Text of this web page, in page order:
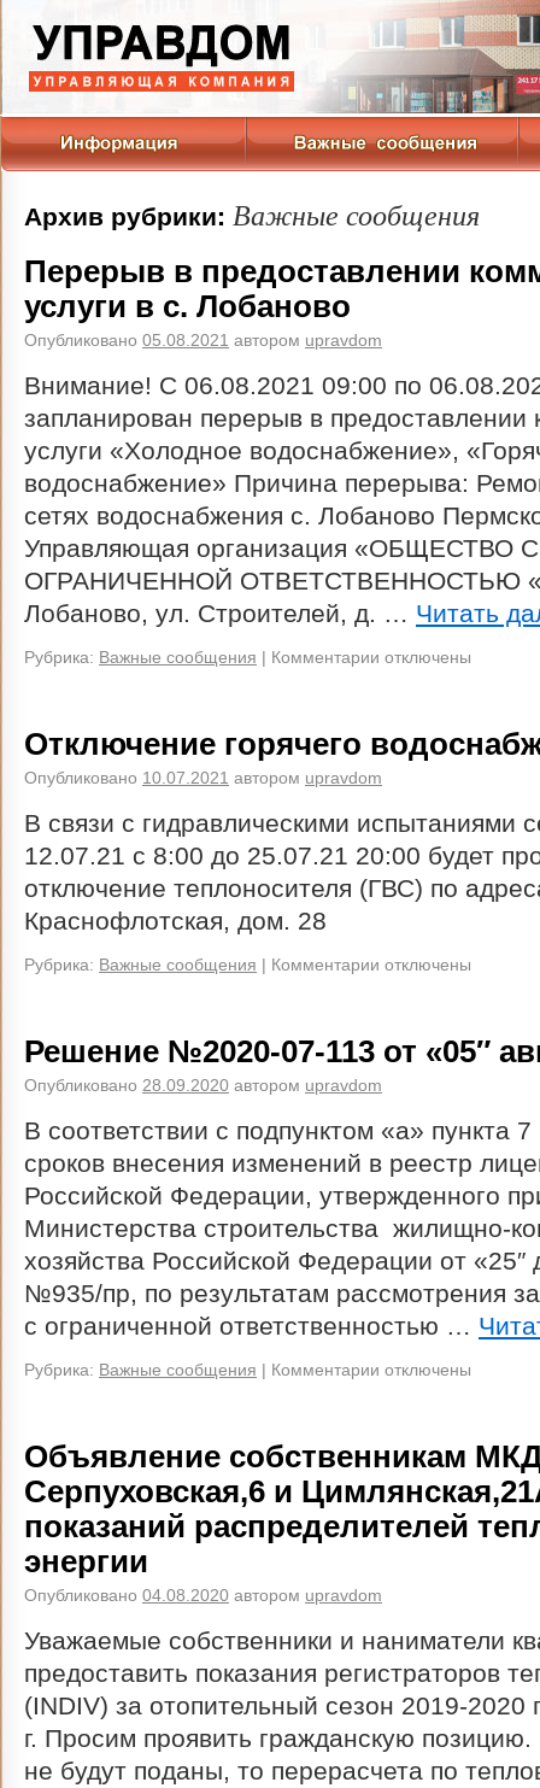
Архив рубрики: Важные сообщения
Перерыв в предоставлении
услуги в с. Лобаново
Опубликовано 05.08.2021 автором upravdom
Внимание! С 06.08.2021 09:00 по
запланирован перерыв в предоставлении
услуги «Холодное водоснабжение»,
водоснабжение» Причина перерыва:
сетях водоснабжения с. Лобаново
Управляющая организация «ОБЩЕСТВО С
ОГРАНИЧЕННОЙ ОТВЕТСТВЕННОСТЬЮ
Лобаново, ул. Строителей, д. … Читать
Рубрика: Важные сообщения | Комментарии отключены
Отключение горячего
Опубликовано 10.07.2021 автором upravdom
В связи с гидравлическими
12.07.21 с 8:00 до 25.07.21 20:00 будет
отключение теплоносителя (ГВС) по
Краснофлотская, дом. 28
Рубрика: Важные сообщения | Комментарии отключены
Решение №2020-07-113 от «05″
Опубликовано 28.09.2020 автором upravdom
В соответствии с подпунктом «а» пункта
сроков внесения изменений в реестр
Российской Федерации, утвержденного
Министерства строительства жилищно-
хозяйства Российской Федерации от «25″
№935/пр, по результатам рассмотрения
с ограниченной ответственностью …
Рубрика: Важные сообщения | Комментарии отключены
Объявление собственникам
Серпуховская,6 и
показаний распределителей
энергии
Опубликовано 04.08.2020 автором upravdom
Уважаемые собственники и наниматели
предоставить показания регистраторов
(INDIV) за отопительный сезон 2019-2020
г. Просим проявить гражданскую позицию.
не будут поданы, то перерасчета по